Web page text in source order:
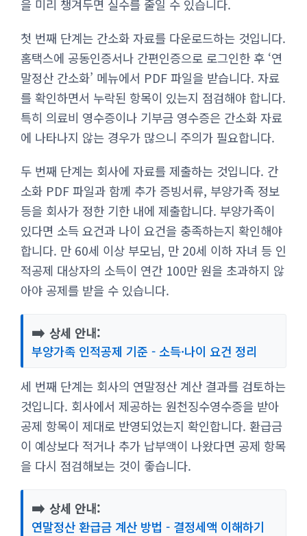
을 미리 챙겨두면 실수를 줄일 수 있습니다.
첫 번째 단계는 간소화 자료를 다운로드하는 것입니다.
홈택스에 공동인증서나 간편인증으로 로그인한 후 ‘연
말정산 간소화’ 메뉴에서 PDF 파일을 받습니다. 자료
를 확인하면서 누락된 항목이 있는지 점검해야 합니다.
특히 의료비 영수증이나 기부금 영수증은 간소화 자료
에 나타나지 않는 경우가 많으니 주의가 필요합니다.
두 번째 단계는 회사에 자료를 제출하는 것입니다. 간
소화 PDF 파일과 함께 추가 증빙서류, 부양가족 정보
등을 회사가 정한 기한 내에 제출합니다. 부양가족이
있다면 소득 요건과 나이 요건을 충족하는지 확인해야
합니다. 만 60세 이상 부모님, 만 20세 이하 자녀 등 인
적공제 대상자의 소득이 연간 100만 원을 초과하지 않
아야 공제를 받을 수 있습니다.
➡️ 상세 안내:
부양가족 인적공제 기준 - 소득·나이 요건 정리
세 번째 단계는 회사의 연말정산 계산 결과를 검토하는
것입니다. 회사에서 제공하는 원천징수영수증을 받아
공제 항목이 제대로 반영되었는지 확인합니다. 환급금
이 예상보다 적거나 추가 납부액이 나왔다면 공제 항목
을 다시 점검해보는 것이 좋습니다.
➡️ 상세 안내:
연말정산 환급금 계산 방법 - 결정세액 이해하기